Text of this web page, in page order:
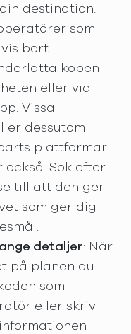
destination.
som
bort
köpen
eller via
Vissa
dessutom
plattformar
Sök efter
till att den ger
som ger dig
detaljer: När
på planen du
som
eller skriv